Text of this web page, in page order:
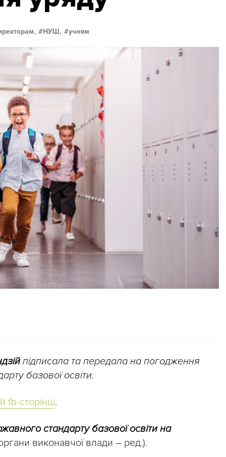
НУШ, учням
підписала та передала на погодження
базової освіти.
fb-сторінці.
стандарту базової освіти на
виконавчої влади – ред.).